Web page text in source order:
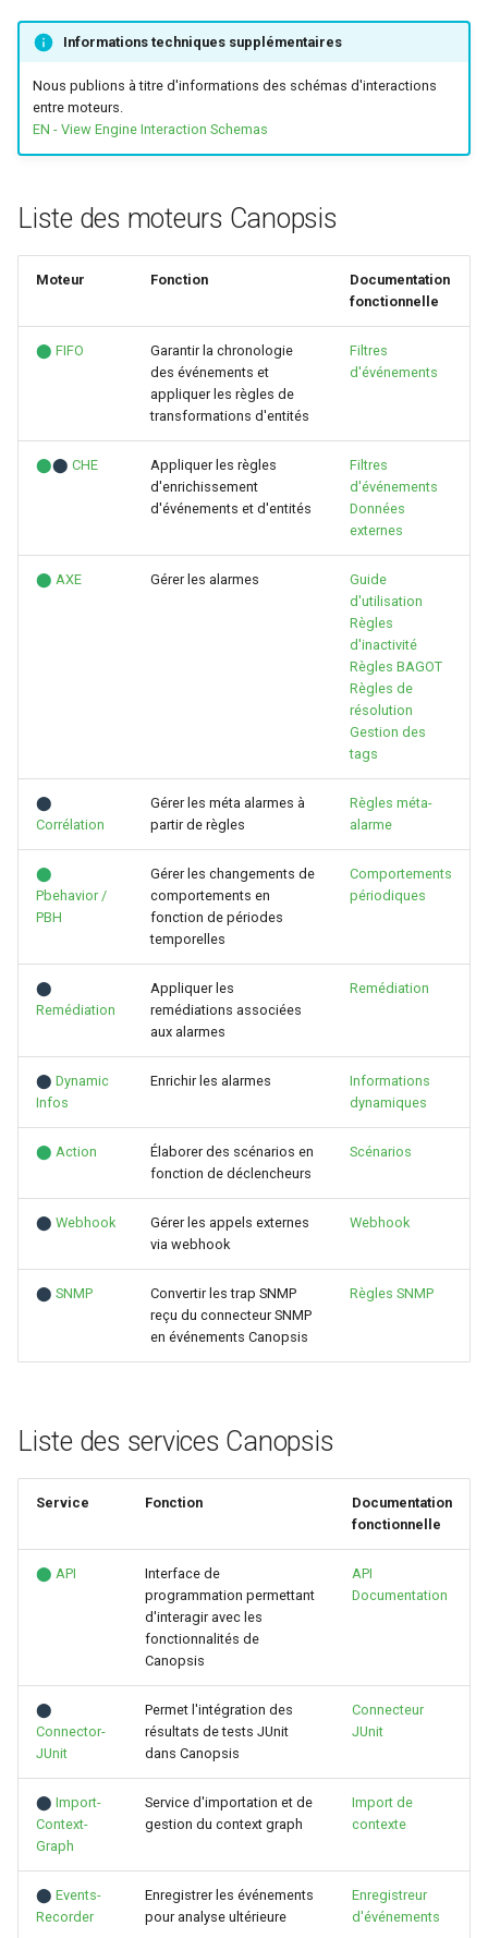
Rôles
Studio Templates
Informations techniques supplémentaires
Nous publions à titre d'informations des schémas d'interactions
entre moteurs.
EN - View Engine Interaction Schemas
Liste des moteurs Canopsis
Moteur Fonction
Documentation
fonctionnelle
⬤ FIFO
Garantir la chronologie
des événements et
appliquer les règles de
transformations d'entités
Filtres
d'événements
⬤⬤ CHE
Appliquer les règles
d'enrichissement
d'événements et d'entités
Filtres
d'événements
Données
externes
⬤ AXE Gérer les alarmes
Guide
d'utilisation
Règles
d'inactivité
Règles BAGOT
Règles de
résolution
Gestion des
tags
⬤
Corrélation
Gérer les méta alarmes à
partir de règles
Règles méta-
alarme
⬤
Pbehavior /
PBH
Gérer les changements de
comportements en
fonction de périodes
temporelles
Comportements
périodiques
⬤
Remédiation
Appliquer les
remédiations associées
aux alarmes
Remédiation
⬤ Dynamic
Infos
Enrichir les alarmes
Informations
dynamiques
⬤ Action
Élaborer des scénarios en
fonction de déclencheurs
Scénarios
⬤ Webhook
Gérer les appels externes
via webhook
Webhook
⬤ SNMP
Convertir les trap SNMP
reçu du connecteur SNMP
en événements Canopsis
Règles SNMP
Liste des services Canopsis
Service Fonction
Documentation
fonctionnelle
⬤ API
Interface de
programmation permettant
d'interagir avec les
fonctionnalités de
Canopsis
API
Documentation
⬤
Connector-
JUnit
Permet l'intégration des
résultats de tests JUnit
dans Canopsis
Connecteur
JUnit
⬤ Import-
Context-
Graph
Service d'importation et de
gestion du context graph
Import de
contexte
⬤ Events-
Recorder
Enregistrer les événements
pour analyse ultérieure
Enregistreur
d'événements